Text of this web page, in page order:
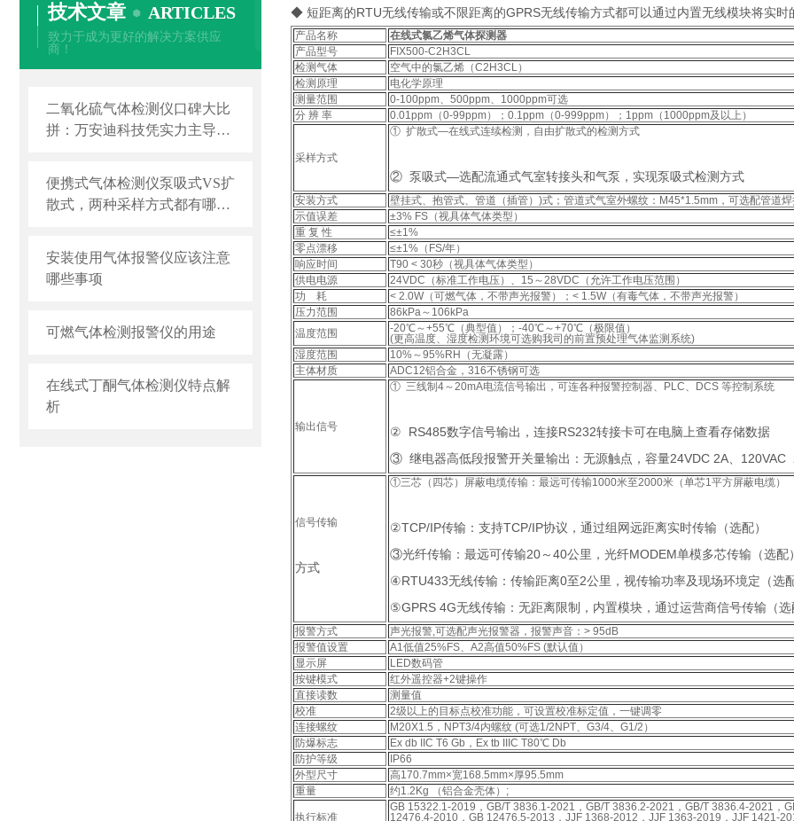
◆ 短距离的RTU无线传输或不限距离的GPRS无线传输方式都可以通过内置无线模块将实时
产品名称
在线式氯乙烯气体探测器
产品型号
FIX500-C2H3CL
检测气体
空气中的氯乙烯（C2H3CL）
检测原理
电化学原理
测量范围
0-100ppm、500ppm、1000ppm可选
分 辨 率
0.01ppm（0-99ppm）；0.1ppm（0-999ppm）；1ppm（1000ppm及以上）
采样方式
① 扩散式—在线式连续检测，自由扩散式的检测方式
② 泵吸式—选配流通式气室转接头和气泵，实现泵吸式检测方式
安装方式
壁挂式、抱管式、管道（插管）)式；管道式气室外螺纹：M45*1.5mm，可选配管道
示值误差
±3% FS（视具体气体类型）
重 复 性
≤±1%
零点漂移
≤±1%（FS/年）
响应时间
T90 < 30秒（视具体气体类型）
供电电源
24VDC（标准工作电压）、15～28VDC（允许工作电压范围）
功 耗
< 2.0W（可燃气体，不带声光报警）；< 1.5W（有毒气体，不带声光报警）
压力范围
86kPa～106kPa
温度范围
-20℃～+55℃（典型值）；-40℃～+70℃（极限值）
(更高温度、湿度检测环境可选购我司的前置预处理气体监测系统)
湿度范围
10%～95%RH（无凝露）
主体材质
ADC12铝合金，316不锈钢可选
输出信号
① 三线制4～20mA电流信号输出，可连各种报警控制器、PLC、DCS 等控制系统
② RS485数字信号输出，连接RS232转接卡可在电脑上查看存储数据
③ 继电器高低段报警开关量输出：无源触点，容量24VDC 2A、120VAC
信号传输
方式
①三芯（四芯）屏蔽电缆传输：最远可传输1000米至2000米（单芯1平方屏蔽电缆）
②TCP/IP传输：支持TCP/IP协议，通过组网远距离实时传输（选配）
③光纤传输：最远可传输20～40公里，光纤MODEM单模多芯传输（选配）
④RTU433无线传输：传输距离0至2公里，视传输功率及现场环境定（选配
⑤GPRS 4G无线传输：无距离限制，内置模块，通过运营商信号传输（选
报警方式
声光报警,可选配声光报警器，报警声音：> 95dB
报警值设置
A1低值25%FS、A2高值50%FS (默认值）
显示屏
LED数码管
按键模式
红外遥控器+2键操作
直接读数
测量值
校准
2级以上的目标点校准功能，可设置校准标定值，一键调零
连接螺纹
M20X1.5，NPT3/4内螺纹 (可选1/2NPT、G3/4、G1/2）
防爆标志
Ex db IIC T6 Gb，Ex tb IIIC T80℃ Db
防护等级
IP66
外型尺寸
高170.7mm×宽168.5mm×厚95.5mm
重量
约1.2Kg （铝合金壳体）;
执行标准
GB 15322.1-2019，GB/T 3836.1-2021，GB/T 3836.2-2021，GB/T 3836.4-2021，
12476.4-2010，GB 12476.5-2013，JJF 1368-2012，JJF 1363-2019，JJF 1421-
技术文章 ARTICLES
致力于成为更好的解决方案供应
商！
二氧化硫气体检测仪口碑大比
拼：万安迪科技凭实力主导专
便携式气体检测仪泵吸式VS扩
散式，两种采样方式都有哪些
安装使用气体报警仪应该注意
哪些事项
可燃气体检测报警仪的用途
在线式丁酮气体检测仪特点解
析